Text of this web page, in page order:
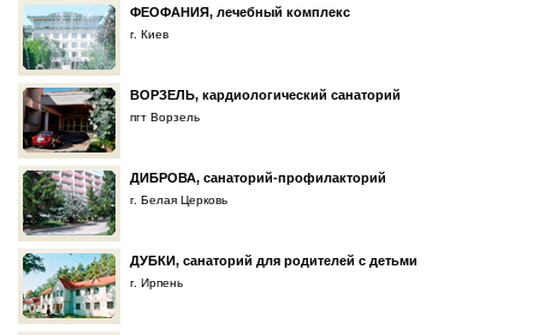
ФЕОФАНИЯ, лечебный комплекс
г. Киев
ВОРЗЕЛЬ, кардиологический санаторий
пгт Ворзель
ДИБРОВА, санаторий-профилакторий
г. Белая Церковь
ДУБКИ, санаторий для родителей с детьми
г. Ирпень